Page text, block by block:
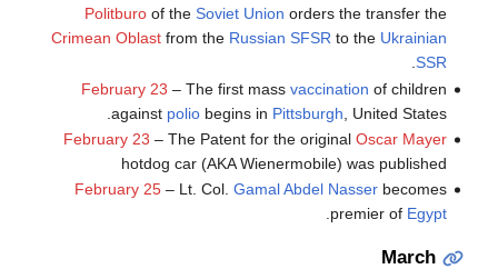
Politburoof the Soviet Union orders the transfer the
Crimean Oblastfrom the Russian SFSRto the Ukrainian
SSR
.
February 23 – The first mass vaccination of children
against poliobegins in Pittsburgh , United States.
February 23 – The Patent for the original Oscar Mayer
hotdog car (AKA Wienermobile) was published
February 25– Lt. Col. Gamal Abdel Nasserbecomes
premier of Egypt
.
March